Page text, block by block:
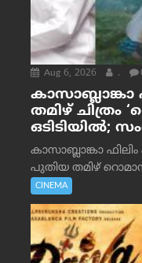
Aug 6, 2026 .
തമിഴ് ചിത്രം
ഒടിടിയിൽ;
കാസാബ്ലാങ്കാ
പുതിയ തമിഴ്
CINEMA